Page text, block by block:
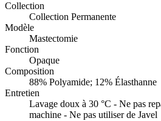
Collection
Collection Permanente
Modèle
Mastectomie
Fonction
Opaque
Composition
88% Polyamide; 12% Élasthanne
Entretien
Lavage doux à 30 °C - Ne pas
machine - Ne pas utiliser de Javel